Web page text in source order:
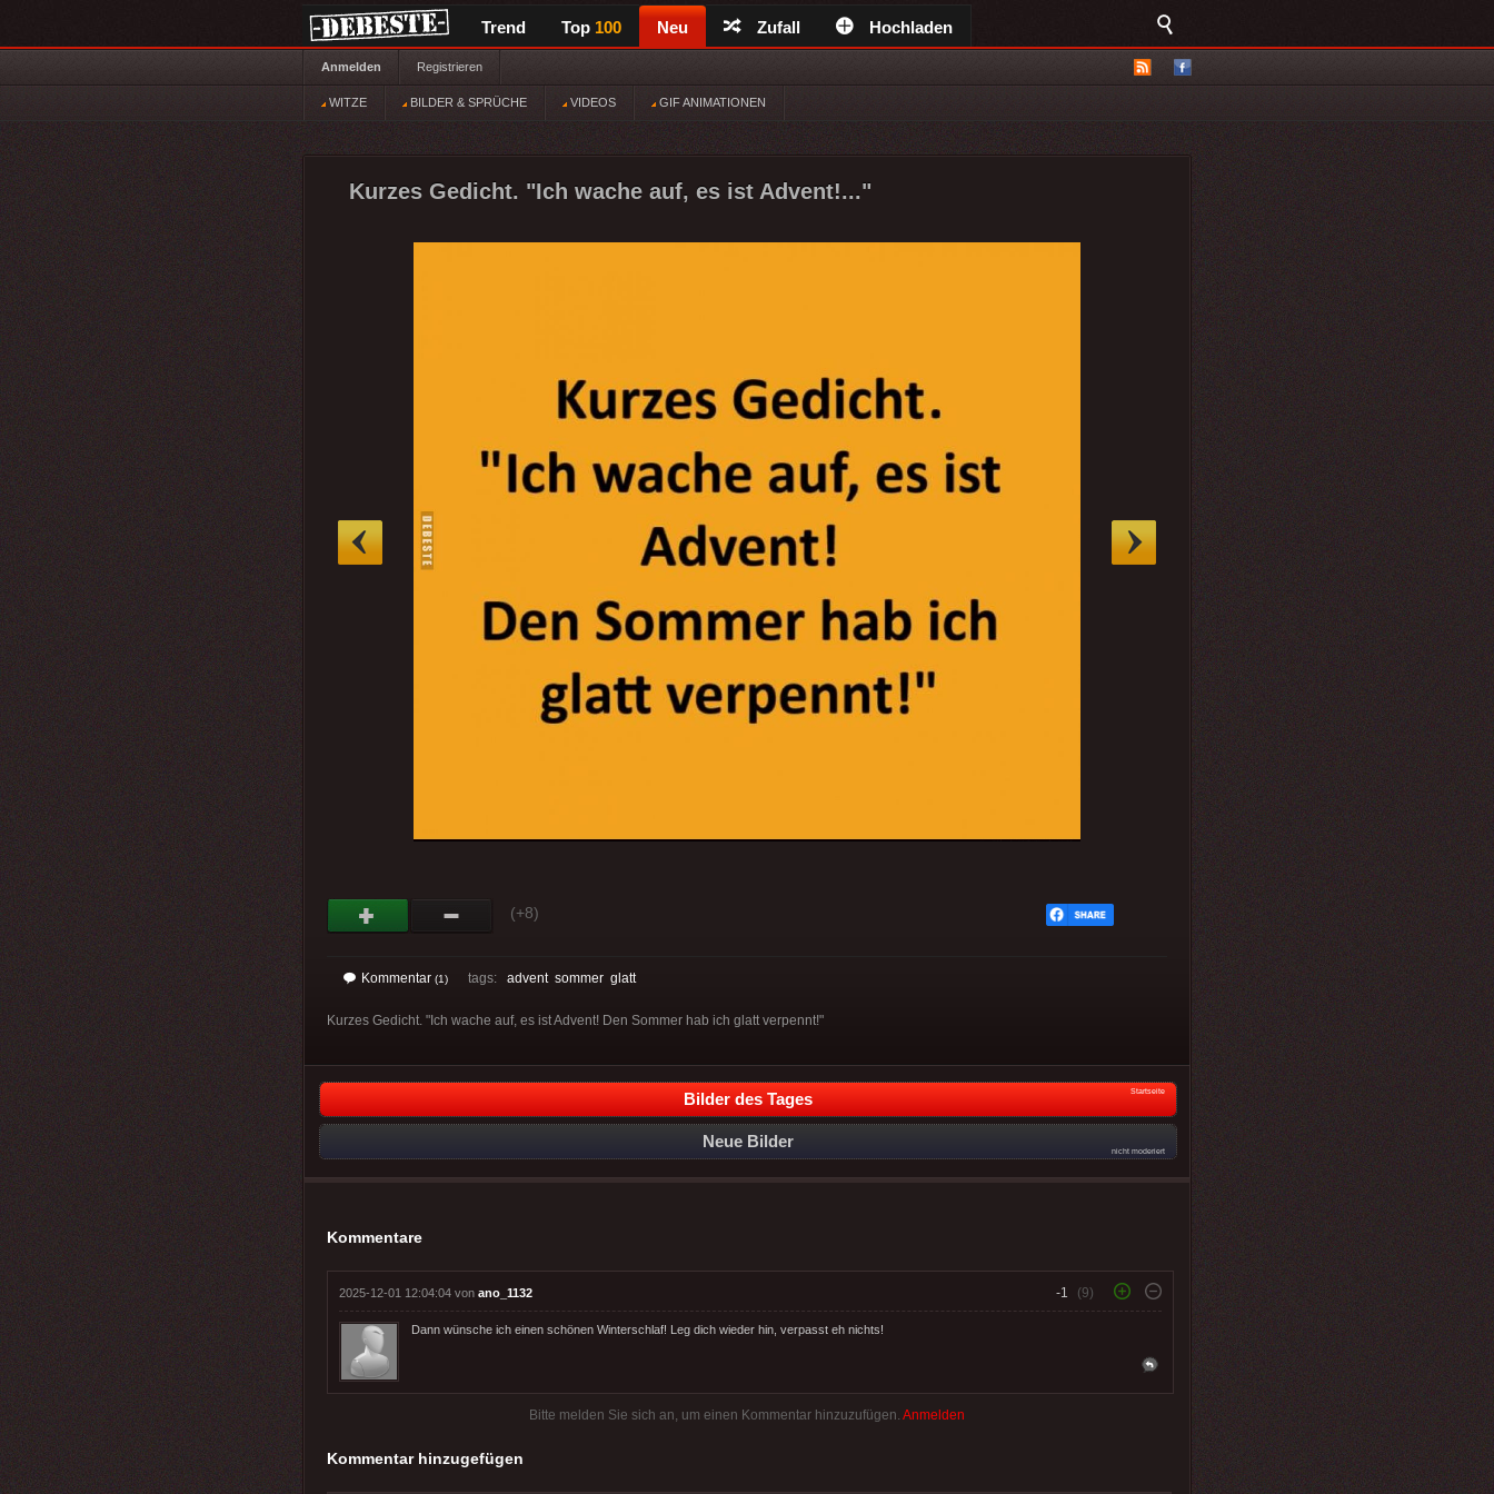
Trend Top 100 Neu Zufall Hochladen
Anmelden Registrieren
WITZE BILDER & SPRÜCHE VIDEOS GIF ANIMATIONEN
Kurzes Gedicht. "Ich wache auf, es ist Advent!..."
(+8)
Kommentar (1) tags: advent sommer glatt
Kurzes Gedicht. "Ich wache auf, es ist Advent! Den Sommer hab ich glatt verpennt!"
Bilder des Tages Startseite
Neue Bilder
nicht moderiert
Kommentare
2025-12-01 12:04:04 von ano_1132 -1 (9)
Dann wünsche ich einen schönen Winterschlaf! Leg dich wieder hin, verpasst eh nichts!
Bitte melden Sie sich an, um einen Kommentar hinzuzufügen. Anmelden
Kommentar hinzugefügen